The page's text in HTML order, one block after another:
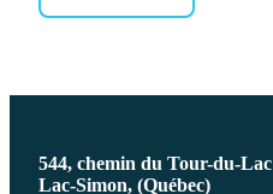
544, chemin du Tour-du-Lac
Lac-Simon, (Québec)